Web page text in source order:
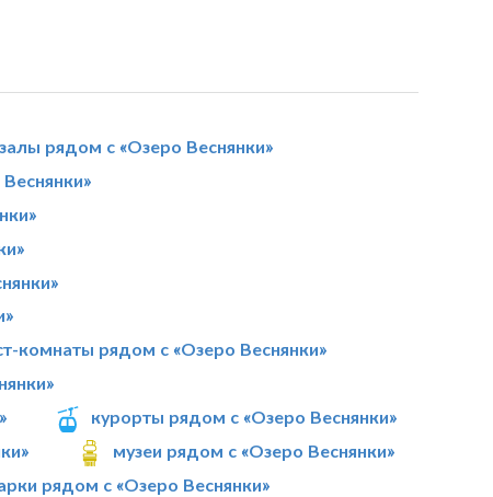
рядом с «Озеро Веснянки»
комнаты рядом с «Озеро Веснянки»
курорты рядом с «Озеро Веснянки»
музеи рядом с «Озеро Веснянки»
рядом с «Озеро Веснянки»